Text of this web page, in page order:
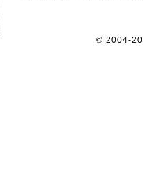
© 2004-